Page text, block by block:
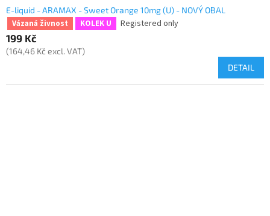
E-liquid - ARAMAX - Sweet Orange 10mg (U) - NOVÝ OBAL
Vázaná živnost KOLEK U
Registered only
199 Kč
(164,46 Kč excl. VAT)
DETAIL